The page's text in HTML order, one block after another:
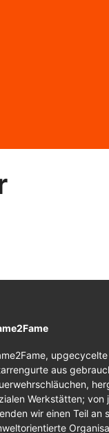
aus
Werkstätten; von
wir einen Teil an